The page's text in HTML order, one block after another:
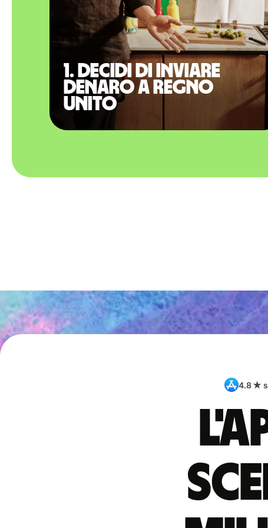
1. Decidi di inviare
denaro a Regno
Unito
4.8 ★